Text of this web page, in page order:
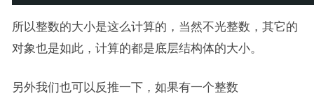
所以整数的大小是这么计算的，当然不光整数，其它的
对象也是如此，计算的都是底层结构体的大小。
另外我们也可以反推一下，如果有一个整数